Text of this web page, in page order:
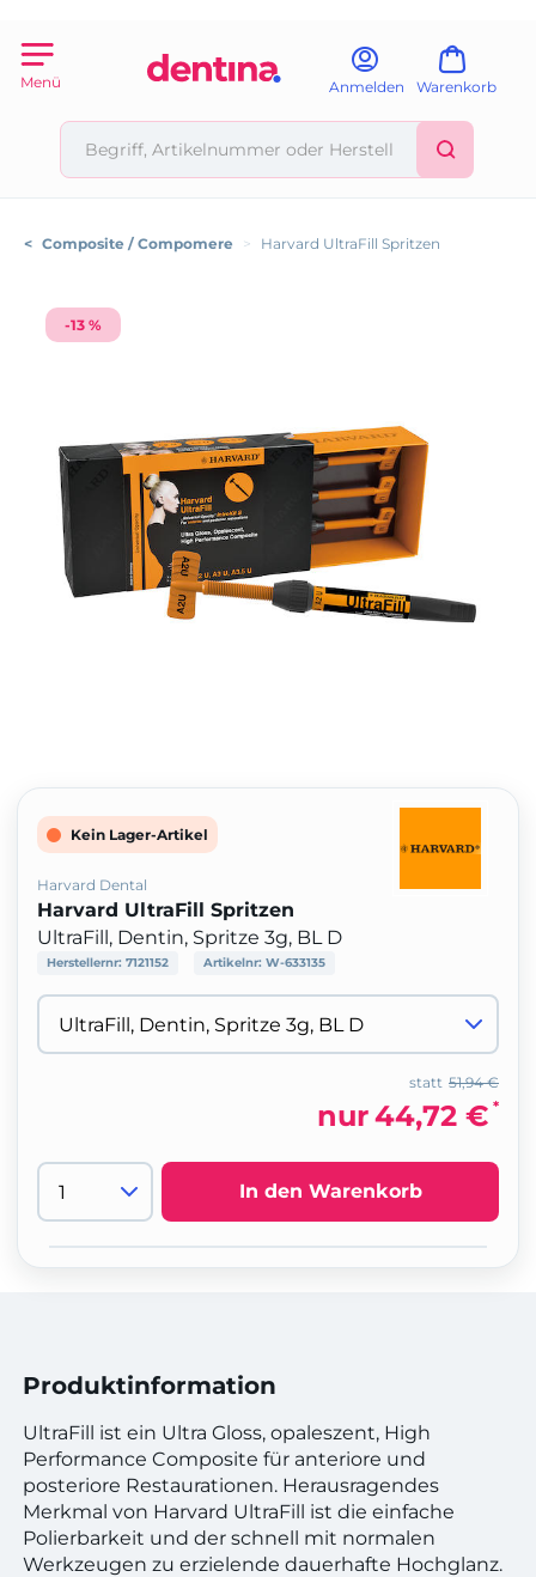
Menü Anmelden Warenkorb
< Composite / Compomere > Harvard UltraFill Spritzen
-13 %
Kein Lager-Artikel
Harvard Dental
Harvard UltraFill Spritzen
UltraFill, Dentin, Spritze 3g, BL D
Herstellernr: 7121152 Artikelnr: W-633135
51,94 €
statt
nur44,72 € *
In den Warenkorb
Produktinformation
UltraFill ist ein Ultra Gloss, opaleszent, High
Performance Composite für anteriore und
posteriore Restaurationen. Herausragendes
Merkmal von Harvard UltraFill ist die einfache
Polierbarkeit und der schnell mit normalen
Werkzeugen zu erzielende dauerhafte Hochglanz.